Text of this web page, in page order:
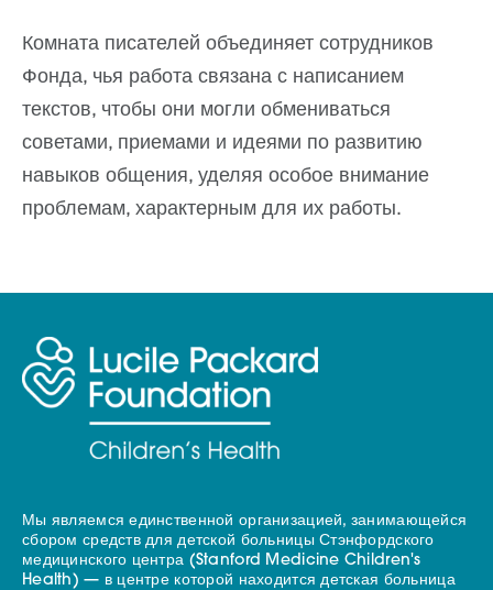
Комната писателей объединяет сотрудников
Фонда, чья работа связана с написанием
текстов, чтобы они могли обмениваться
советами, приемами и идеями по развитию
навыков общения, уделяя особое внимание
проблемам, характерным для их работы.
Мы являемся единственной организацией, занимающейся
сбором средств для детской больницы Стэнфордского
медицинского центра (Stanford Medicine Children's
Health) — в центре которой находится детская больница